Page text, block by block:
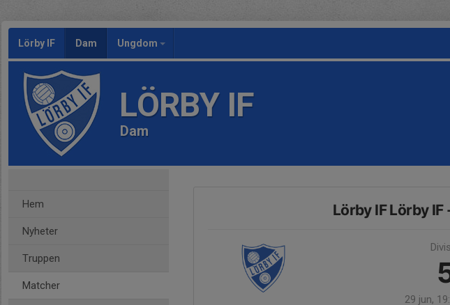
Lörby IF Dam Ungdom
LÖRBY IF
Dam
Hem
Nyheter
Truppen
Matcher
Lörby IF Lörby
29 jun,